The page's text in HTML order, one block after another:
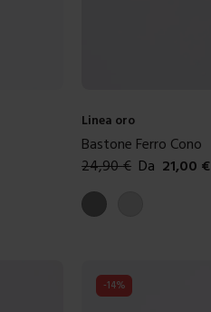
Linea oro
Bastone Ferro Cono
24,90€ Da 21,00 €
Colori disponibili
Grigio satinato
-14%